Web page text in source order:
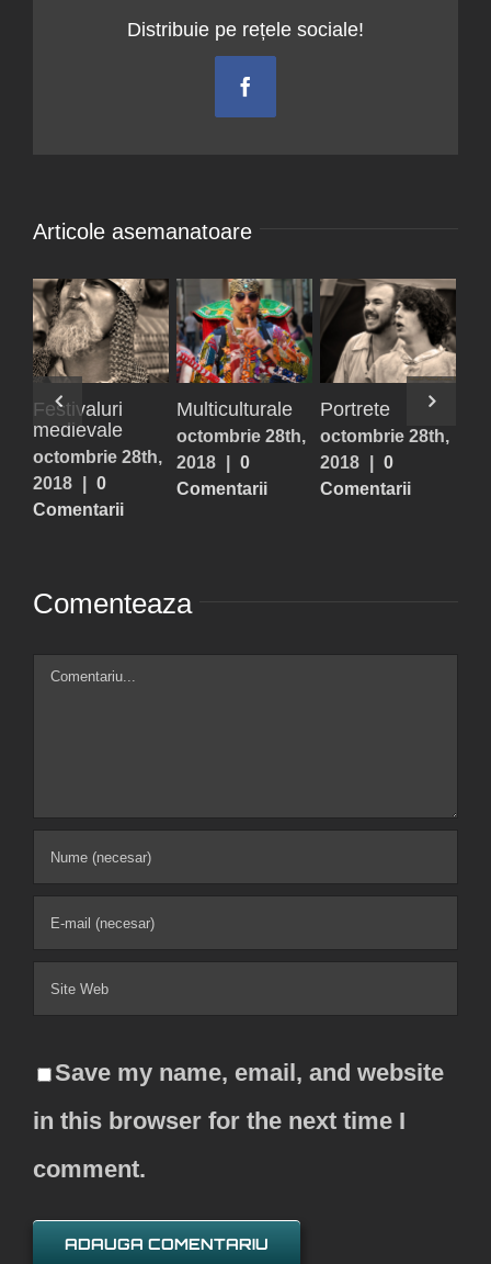
Distribuie pe rețele sociale!
Articole asemanatoare
Uniforme
vesele și triste
octombrie 28th,
2018
0
Comentarii
Statui vivante
octombrie 28th,
2018
0
Comentarii
Festivaluri
medievale
octombrie 28th,
2018
| 0
Comenteaza
Comment
Save my name, email, and website
in this browser for the next time I
comment.